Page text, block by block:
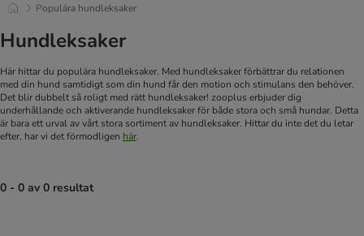
Populära hundleksaker
Hundleksaker
Här hittar du populära hundleksaker. Med hundleksaker förbättrar du relationen
med din hund samtidigt som din hund får den motion och stimulans den behöver.
Det blir dubbelt så roligt med rätt hundleksaker! zooplus erbjuder dig
underhållande och aktiverande hundleksaker för både stora och små hundar. Detta
är bara ett urval av vårt stora sortiment av hundleksaker. Hittar du inte det du letar
efter, har vi det förmodligen här.
0 - 0 av 0 resultat